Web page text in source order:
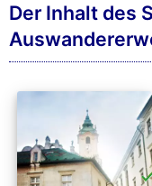
Der Inhalt des